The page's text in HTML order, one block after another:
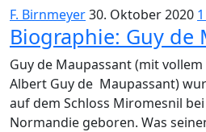
F. Birnmeyer30. Oktober 2020
Biographie: Guy de
Guy de Maupassant (mit
Albert Guy de Maupassant)
auf dem Schloss Miromesnil
Normandie geboren. Was